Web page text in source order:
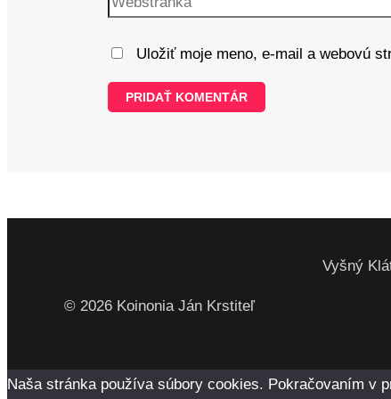
Uložiť moje meno, e-mail a webovú
Vyšný
© 2026 Koinonia Ján Krstiteľ
Naša stránka používa súbory cookies. Pokračovaním v